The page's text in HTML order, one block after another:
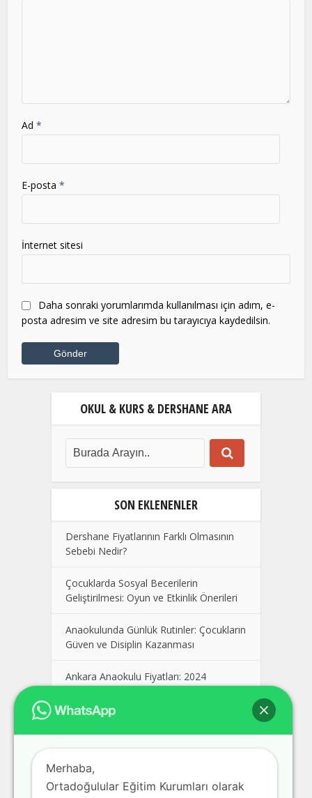
Ad*
E-posta*
İnternet sitesi
Daha sonraki yorumlarımda kullanılması için adım, e-
posta adresim ve site adresim bu tarayıcıya kaydedilsin.
OKUL & KURS & DERSHANE ARA
SON EKLENENLER
Dershane Fiyatlarının Farklı Olmasının
Sebebi Nedir?
Çocuklarda Sosyal Becerilerin
Geliştirilmesi: Oyun ve Etkinlik Önerileri
Anaokulunda Günlük Rutinler: Çocukların
Güven ve Disiplin Kazanması
Ankara Anaokulu Fiyatları: 2024
Kolej Seçimi Yaparken Dikkat Edilmesi
Dershaneler, Ankara Polatlı Dershane
Fiyatları
Merhaba,
Ortadoğulular Eğitim Kurumları olarak